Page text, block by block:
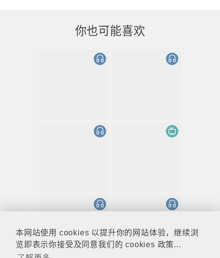
本网站使用 cookies 以提升你的网站体验，继续浏
览即表示你接受及同意我们的 cookies 政策...
你也可能喜欢